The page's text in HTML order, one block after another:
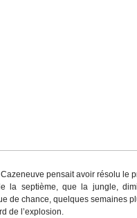
pensait avoir résolu
la septième, que la jungle,
de chance, quelques semaines
de l’explosion.